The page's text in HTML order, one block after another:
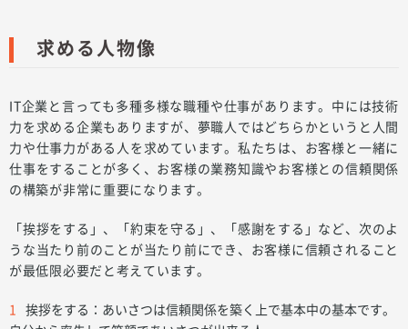
求める人物像
IT企業と言っても多種多様な職種や仕事があります。中には技術
力を求める企業もありますが、夢職人ではどちらかというと人間
力や仕事力がある人を求めています。私たちは、お客様と一緒に
仕事をすることが多く、お客様の業務知識やお客様との信頼関係
の構築が非常に重要になります。
「挨拶をする」、「約束を守る」、「感謝をする」など、次のよ
うな当たり前のことが当たり前にでき、お客様に信頼されること
が最低限必要だと考えています。
1 挨拶をする：あいさつは信頼関係を築く上で基本中の基本です。